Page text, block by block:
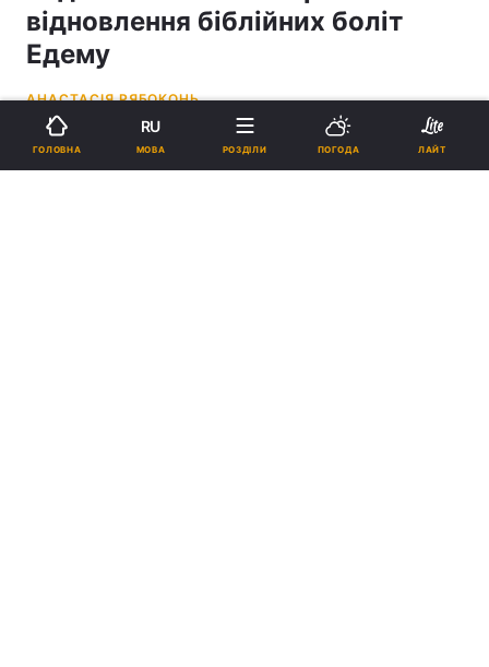
відновлення біблійних боліт
Едему
АНАСТАСІЯ РЯБОКОНЬ
04:15, 09.05.26
ГОЛОВНА
RU
МОВА РОЗДІЛИ ПОГОДА ЛАЙТ